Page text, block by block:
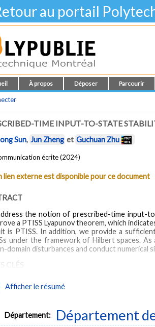
au portail
À propos Déposer Parcourir
TIME INPUT-TO-STATE
Sun, Jun Zheng et Guchuan Zhu
écrite (2024)
lien externe est disponible pour ce document
Afficher le résumé
the notion of prescribed-time input-
a PTISS Lyapunov theorem, which
is PTISS. In addition, we provide a
under the framework of Hilbert spaces.
domain disturbances and conduct
conditions automation
Département: Département